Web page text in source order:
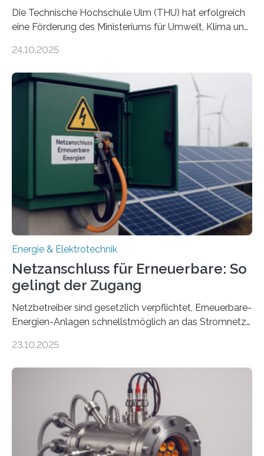
Die Technische Hochschule Ulm (THU) hat erfolgreich
eine Förderung des Ministeriums für Umwelt, Klima und
Forschungsprojekt „LAGER – Langzeitspeicherung in
Quartieren“ eingeworben. Ziel des Projekts ist die
Entwicklung, Erprobung und Demonstration von
Konzepten zur langfristigen Energiespeicherung in
sektorübergreifend vernetzten Energiesystemen. Das
Projekt startete am 15. Oktober 2025, hat eine Laufzeit
von drei Jahren und ein Gesamtvolumen von rund 2,9
Millionen Euro, wovon 2,6 Millionen Euro durch das
Ministerium für Umwelt, Klima und…
24.10.2025
Energie & Elektrotechnik
Netzanschluss für Erneuerbare: So
gelingt der Zugang
Netzbetreiber sind gesetzlich verpflichtet, Erneuerbare-
Energien-Anlagen schnellstmöglich an das Stromnetz
ermöglichen. Doch der dafür nötige Netzausbau hinkt
einem „Anschlussstau“. Die Stiftung
Umweltenergierecht hat den Rechtsrahmen in einem
neuen Bericht für die Praxis eingeordnet – inklusive der
Rolle von flexiblen Netzanschlussvereinbarungen. Der
Netzanschluss von Erneuerbare-Energien-Anlagen
(EE-Anlagen) ist entscheidend für die Energiewende.
23.10.2025